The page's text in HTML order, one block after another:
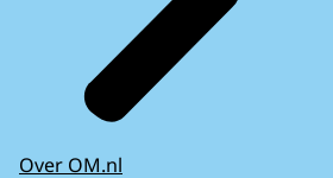
Over OM.nl